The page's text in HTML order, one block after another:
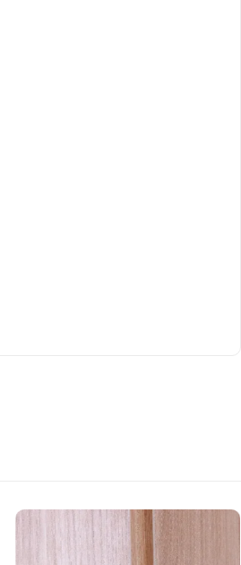
tout en développant